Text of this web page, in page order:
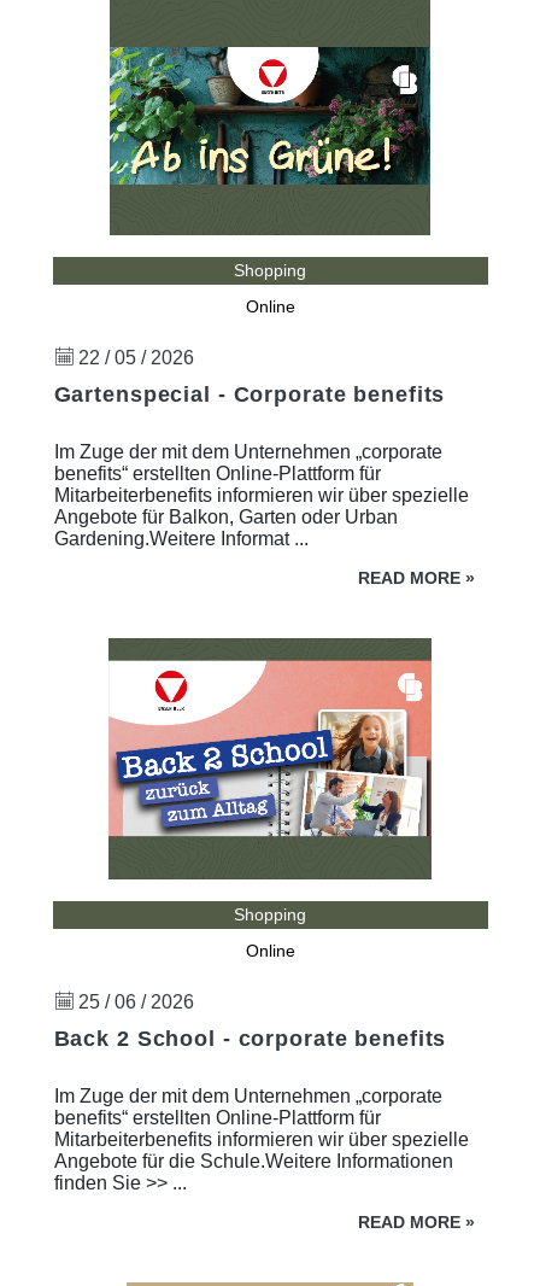
Shopping
Online
22 / 05 / 2026
Gartenspecial - Corporate benefits
Im Zuge der mit dem Unternehmen „corporate
benefits“ erstellten Online-Plattform für
Mitarbeiterbenefits informieren wir über spezielle
Angebote für Balkon, Garten oder Urban
Gardening.Weitere Informat ...
READ MORE »
Shopping
Online
25 / 06 / 2026
Back 2 School - corporate benefits
Im Zuge der mit dem Unternehmen „corporate
benefits“ erstellten Online-Plattform für
Mitarbeiterbenefits informieren wir über spezielle
Angebote für die Schule.Weitere Informationen
finden Sie >> ...
READ MORE »